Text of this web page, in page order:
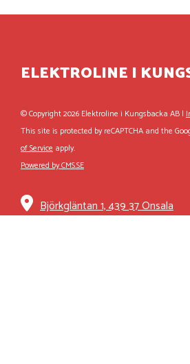
ELEKTROLINE I
© Copyright 2026 Elektroline i Kungsbacka AB |
This site is protected by reCAPTCHA and the
of Service apply.
Powered by CMS.SE
Björkgläntan 1, 439 37 Onsala